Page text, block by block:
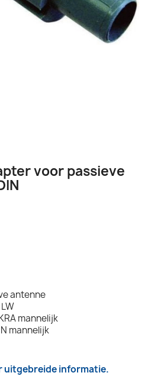
voor passieve
antenne
mannelijk
mannelijk
uitgebreide informatie.